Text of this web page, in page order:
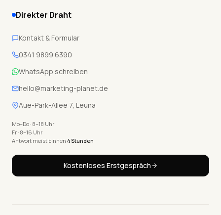
Direkter Draht
Kontakt & Formular
0341 9899 6390
WhatsApp schreiben
hello@marketing-planet.de
Aue-Park-Allee 7, Leuna
Mo–Do · 8–18 Uhr
Fr · 8–16 Uhr
Antwort meist binnen 4 Stunden
Kostenloses Erstgespräch